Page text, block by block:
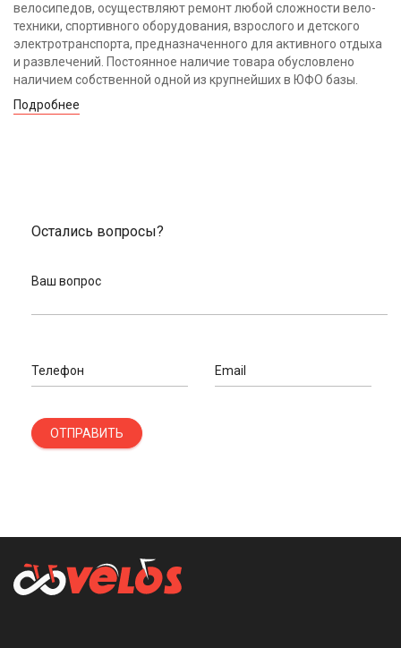
велосипедов, осуществляют ремонт любой сложности вело-
техники, спортивного оборудования, взрослого и детского
электротранспорта, предназначенного для активного отдыха
и развлечений. Постоянное наличие товара обусловлено
наличием собственной одной из крупнейших в ЮФО базы.
Подробнее
Остались вопросы?
Ваш вопрос
Телефон Email
ОТПРАВИТЬ